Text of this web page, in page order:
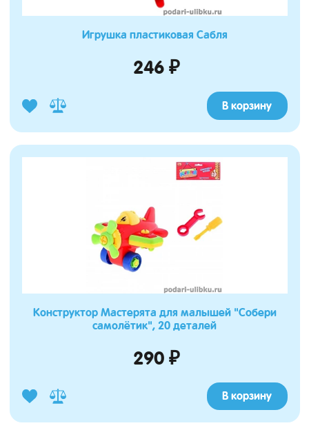
Игрушка пластиковая Сабля
246 ₽
В корзину
Конструктор Мастерята для малышей "Собери
самолётик", 20 деталей
290 ₽
В корзину